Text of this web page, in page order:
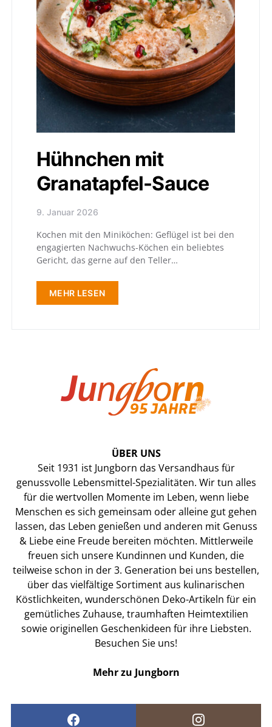
Hühnchen mit
Granatapfel-Sauce
9. Januar 2026
Kochen mit den Miniköchen: Geflügel ist bei den
engagierten Nachwuchs-Köchen ein beliebtes
Gericht, das gerne auf den Teller…
MEHR LESEN
ÜBER UNS
Seit 1931 ist Jungborn das Versandhaus für
genussvolle Lebensmittel-Spezialitäten. Wir tun alles
für die wertvollen Momente im Leben, wenn liebe
Menschen es sich gemeinsam oder alleine gut gehen
lassen, das Leben genießen und anderen mit Genuss
& Liebe eine Freude bereiten möchten. Mittlerweile
freuen sich unsere Kundinnen und Kunden, die
teilweise schon in der 3. Generation bei uns bestellen,
über das vielfältige Sortiment aus kulinarischen
Köstlichkeiten, wunderschönen Deko-Artikeln für ein
gemütliches Zuhause, traumhaften Heimtextilien
sowie originellen Geschenkideen für ihre Liebsten.
Besuchen Sie uns!
Mehr zu Jungborn